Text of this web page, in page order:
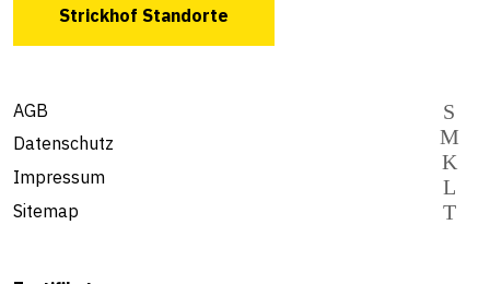
Strickhof Standorte
AGB
Datenschutz
Impressum
Sitemap